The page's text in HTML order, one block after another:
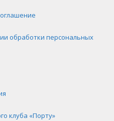
обработки персональных
клуба «Порту»